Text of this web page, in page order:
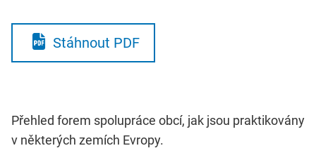
Stáhnout PDF
Přehled forem spolupráce obcí, jak jsou praktikovány
v některých zemích Evropy.